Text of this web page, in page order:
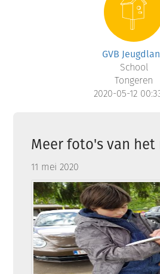
GVB
School
Tongeren
2020-05-12
Meer foto's van het
11 mei 2020